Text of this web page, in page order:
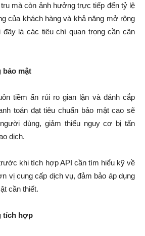
mà còn ảnh hưởng trực tiếp đến tỷ lệ
của khách hàng và khả năng mở rộng
là các tiêu chí quan trọng cần cân
bảo mật
tiềm ẩn rủi ro gian lận và đánh cắp
toán đạt tiêu chuẩn bảo mật cao sẽ
dùng, giảm thiểu nguy cơ bị tấn
dịch.
khi tích hợp API cần tìm hiểu kỹ về
vị cung cấp dịch vụ, đảm bảo áp dụng
cần thiết.
tích hợp